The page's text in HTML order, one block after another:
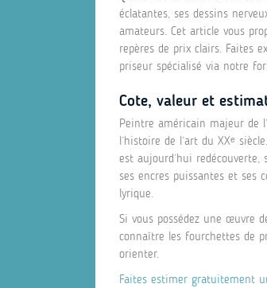
éclatantes, ses dessins
amateurs. Cet article vous
repères de prix clairs. Faites
priseur spécialisé via notre
Cote, valeur et
Peintre américain majeur de
l’histoire de l’art du XXᵉ
est aujourd’hui
ses encres puissantes et ses
lyrique.
Si vous possédez une œuvre
connaître les fourchettes de
orienter.
Faites estimer gratuitement